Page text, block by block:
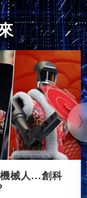
械人...創科